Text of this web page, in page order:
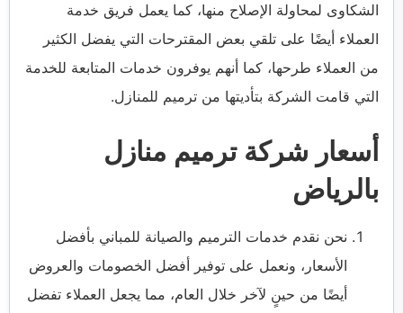
الشكاوى لمحاولة الإصلاح منها، كما يعمل فريق خدمة
العملاء أيضًا على تلقي بعض المقترحات التي يفضل الكثير
من العملاء طرحها، كما أنهم يوفرون خدمات المتابعة للخدمة
التي قامت الشركة بتأديتها من ترميم للمنازل.
أسعار شركة ترميم منازل
بالرياض
نحن نقدم خدمات الترميم والصيانة للمباني بأفضل
الأسعار، ونعمل على توفير أفضل الخصومات والعروض
أيضًا من حينٍ لآخر خلال العام، مما يجعل العملاء تفضل